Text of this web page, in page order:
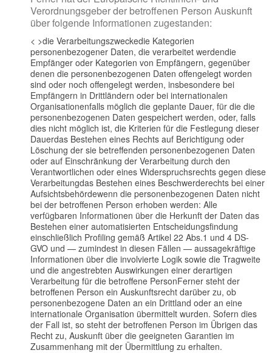
Verordnungsgeber der betroffenen Person Auskunft
über folgende Informationen zugestanden:
< >die Verarbeitungszweckedie Kategorien
personenbezogener Daten, die verarbeitet werdendie
Empfänger oder Kategorien von Empfängern, gegenüber
denen die personenbezogenen Daten offengelegt worden
sind oder noch offengelegt werden, insbesondere bei
Empfängern in Drittländern oder bei internationalen
Organisationenfalls möglich die geplante Dauer, für die die
personenbezogenen Daten gespeichert werden, oder, falls
dies nicht möglich ist, die Kriterien für die Festlegung dieser
Dauerdas Bestehen eines Rechts auf Berichtigung oder
Löschung der sie betreffenden personenbezogenen Daten
oder auf Einschränkung der Verarbeitung durch den
Verantwortlichen oder eines Widerspruchsrechts gegen diese
Verarbeitungdas Bestehen eines Beschwerderechts bei einer
Aufsichtsbehördewenn die personenbezogenen Daten nicht
bei der betroffenen Person erhoben werden: Alle
verfügbaren Informationen über die Herkunft der Daten das
Bestehen einer automatisierten Entscheidungsfindung
einschließlich Profiling gemäß Artikel 22 Abs.1 und 4 DS-
GVO und — zumindest in diesen Fällen — aussagekräftige
Informationen über die involvierte Logik sowie die Tragweite
und die angestrebten Auswirkungen einer derartigen
Verarbeitung für die betroffene PersonFerner steht der
betroffenen Person ein Auskunftsrecht darüber zu, ob
personenbezogene Daten an ein Drittland oder an eine
internationale Organisation übermittelt wurden. Sofern dies
der Fall ist, so steht der betroffenen Person im Übrigen das
Recht zu, Auskunft über die geeigneten Garantien im
Zusammenhang mit der Übermittlung zu erhalten.